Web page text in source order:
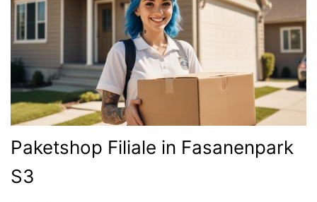
Paketshop Filiale in Fasanenpark
S3